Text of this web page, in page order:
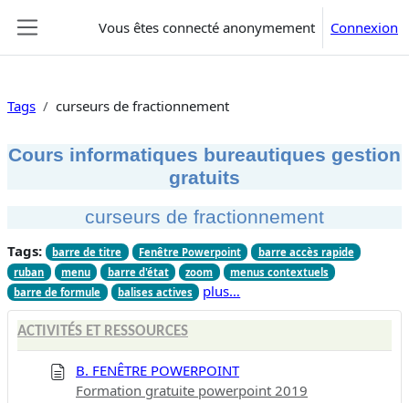
Vous êtes connecté anonymement Connexion
Tags curseurs de fractionnement
Cours informatiques bureautiques gestion
gratuits
curseurs de fractionnement
Tags: barre de titre Fenêtre Powerpoint
barre accès rapide
ruban
menu barre d'état zoom
menus contextuels
barre de formule
balises actives plus…
ACTIVITÉS ET RESSOURCES
B. FENÊTRE POWERPOINT
Formation gratuite powerpoint 2019